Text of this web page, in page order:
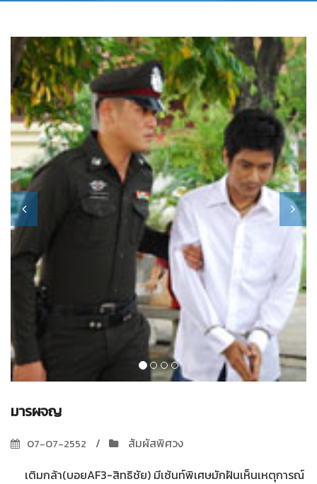
มารผจญ
07-07-2552
สัมผัสพิศวง
เติมกล้า(บอยAF3-สิทธิชัย) มีเซ้นท์พิเศษมักฝันเห็นเหตุการณ์